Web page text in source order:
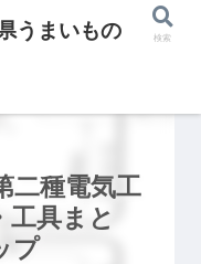
二種電気工
工具まと
プ
うまいもの 検索